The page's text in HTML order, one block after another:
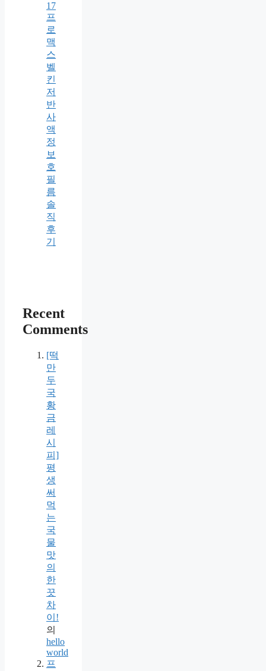
17
프
로
맥
스
벨
킨
저
반
사
액
정
보
호
필
름
솔
직
후
기
Recent
Comments
[떡
만
두
국
황
금
레
시
피]
평
생
써
먹
는
국
물
맛
의
한
끗
차
이!
의
hello
world
프